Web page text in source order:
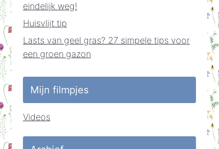
eindelijk weg!
Huisvlijt tip
Lasts van geel gras? 27 simpele tips voor
een groen gazon
Mijn filmpjes
Videos